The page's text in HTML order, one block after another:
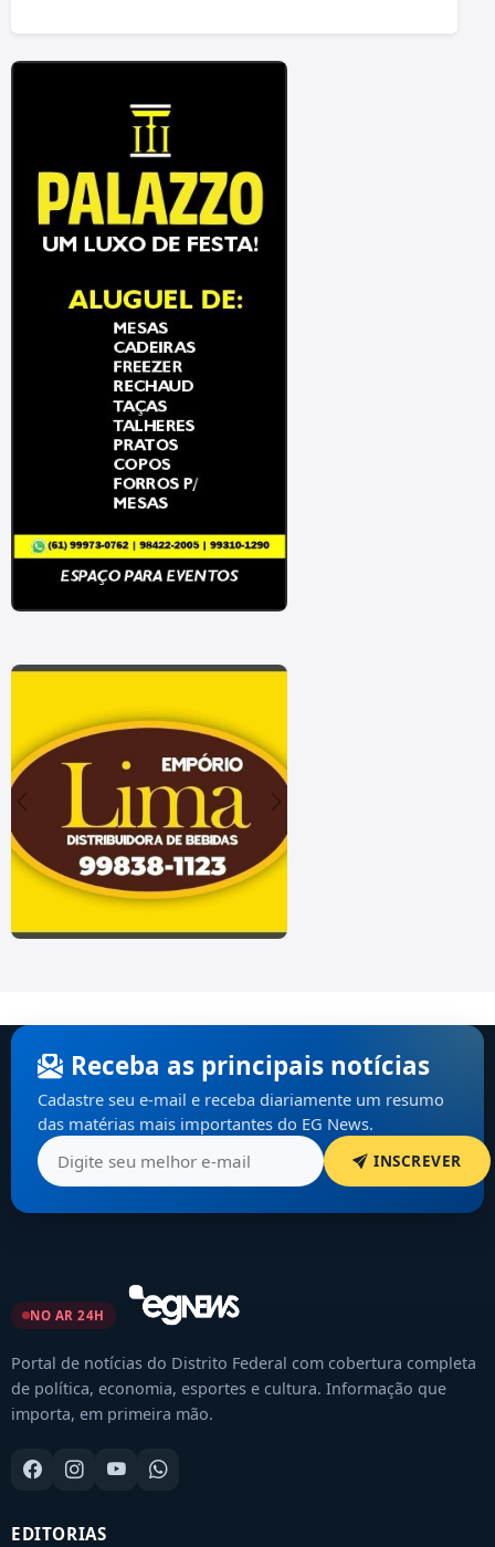
Receba as principais notícias
Cadastre seu e-mail e receba diariamente um resumo
das matérias mais importantes do EG News.
INSCREVER
NO AR 24H
Portal de notícias do Distrito Federal com cobertura completa
de política, economia, esportes e cultura. Informação que
importa, em primeira mão.
EDITORIAS